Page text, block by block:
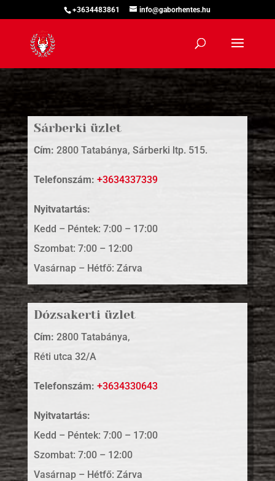
+3634483861 info@gaborhentes.hu
Sárberki üzlet
Cím: 2800 Tatabánya, Sárberki ltp. 515.
Telefonszám: +3634337339
Nyitvatartás:
Kedd – Péntek: 7:00 – 17:00
Szombat: 7:00 – 12:00
Vasárnap – Hétfő: Zárva
Dózsakerti üzlet
Cím: 2800 Tatabánya,
Réti utca 32/A
Telefonszám: +3634330643
Nyitvatartás:
Kedd – Péntek: 7:00 – 17:00
Szombat: 7:00 – 12:00
Vasárnap – Hétfő: Zárva